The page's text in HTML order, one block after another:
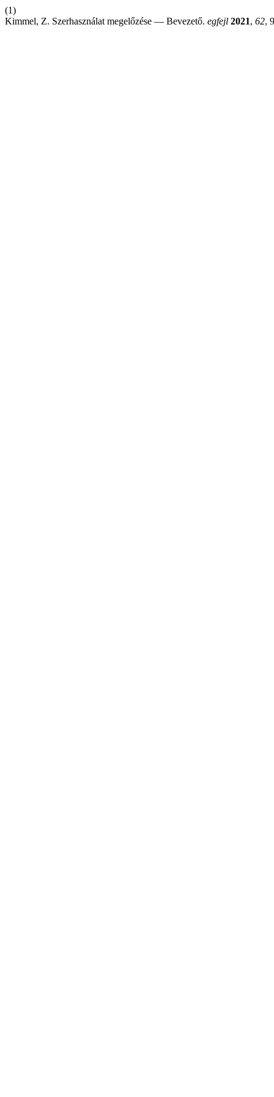
(1)
Kimmel, Z. Szerhasználat megelőzése — Bevezető. egfejl 2021, 62,